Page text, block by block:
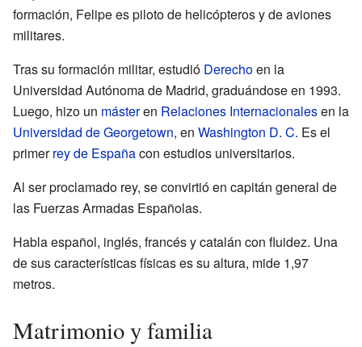
formación, Felipe es piloto de helicópteros y de aviones
militares.
Tras su formación militar, estudió Derechoen la
Universidad Autónoma de Madrid, graduándose en 1993.
Luego, hizo un másteren Relaciones Internacionalesen la
Universidad de Georgetown, en Washington D. C. Es el
primerrey de Españacon estudios universitarios.
Al ser proclamado rey, se convirtió en capitán general de
las Fuerzas Armadas Españolas.
Habla español, inglés, francés y catalán con fluidez. Una
de sus características físicas es su altura, mide 1,97
metros.
Matrimonio y familia